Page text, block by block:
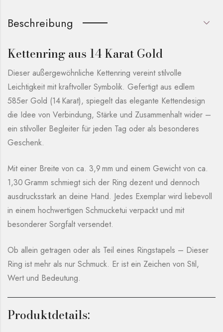
Beschreibung
Kettenring aus 14 Karat Gold
Dieser außergewöhnliche Kettenring vereint stilvolle
Leichtigkeit mit kraftvoller Symbolik. Gefertigt aus edlem
585er Gold (14 Karat), spiegelt das elegante Kettendesign
die Idee von Verbindung, Stärke und Zusammenhalt wider –
ein stilvoller Begleiter für jeden Tag oder als besonderes
Geschenk.
Mit einer Breite von ca. 3,9 mm und einem Gewicht von ca.
1,30 Gramm schmiegt sich der Ring dezent und dennoch
ausdrucksstark an deine Hand. Jedes Exemplar wird liebevoll
in einem hochwertigen Schmucketui verpackt und mit
besonderer Sorgfalt versendet.
Ob allein getragen oder als Teil eines Ringstapels – Dieser
Ring ist mehr als nur Schmuck. Er ist ein Zeichen von Stil,
Wert und Bedeutung.
Produktdetails: